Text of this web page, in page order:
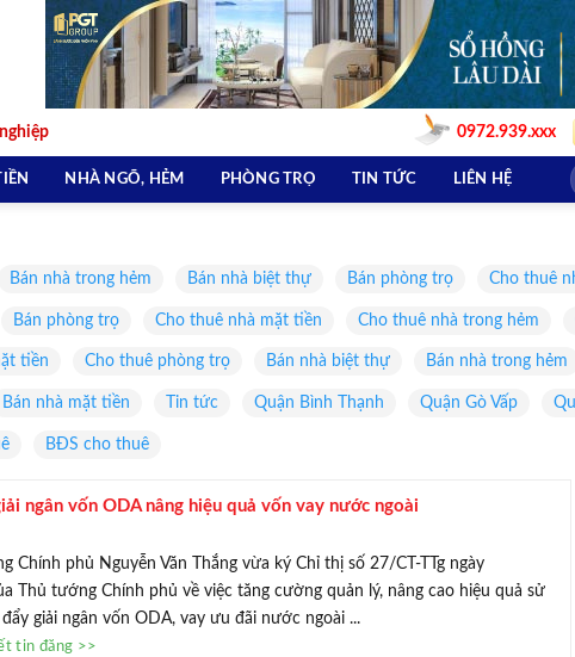
0972.939.xxx
NHÀ NGÕ, HẺM PHÒNG TRỌ TIN TỨC LIÊN HỆ
Bán nhà trong hẻm Bán nhà biệt thự Bán phòng trọ Cho thuê
Bán phòng trọ Cho thuê nhà mặt tiền Cho thuê nhà trong hẻm
tiền Cho thuê phòng trọ Bán nhà biệt thự Bán nhà trong hẻm
Bán nhà mặt tiền Tin tức Quận Bình Thạnh Quận Gò Vấp
BĐS cho thuê
ngân vốn ODA nâng hiệu quả vốn vay nước ngoài
Chính phủ Nguyễn Văn Thắng vừa ký Chỉ thị số 27/CT-TTg ngày
Thủ tướng Chính phủ về việc tăng cường quản lý, nâng cao hiệu quả sử
giải ngân vốn ODA, vay ưu đãi nước ngoài ...
tin đăng >>